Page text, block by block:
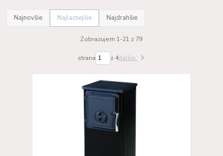
Najnovšie Najlacnejšie Najdrahšie
Zobrazujem 1-21 z 79
strana z 4ďalšie